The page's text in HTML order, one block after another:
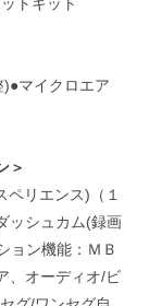
マイクロエア
＞
リエンス)（１
ッシュカム(録画
ョン機能：ＭＢ
、オーディオ/ビ